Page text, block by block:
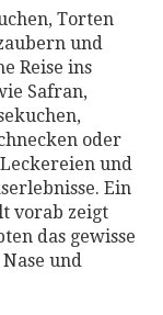
Torten
und
Reise ins
Safran,
oder
und
Ein
vorab zeigt
das gewisse
und